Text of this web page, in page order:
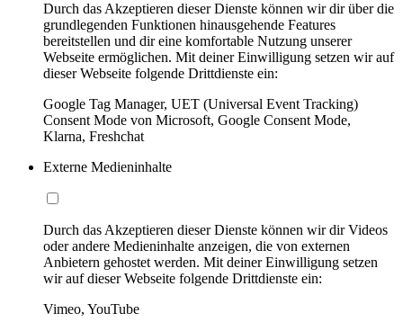
Durch das Akzeptieren dieser Dienste können wir dir über die
grundlegenden Funktionen hinausgehende Features
bereitstellen und dir eine komfortable Nutzung unserer
Webseite ermöglichen. Mit deiner Einwilligung setzen wir auf
dieser Webseite folgende Drittdienste ein:
Google Tag Manager, UET (Universal Event Tracking)
Consent Mode von Microsoft, Google Consent Mode,
Klarna, Freshchat
Externe Medieninhalte
Durch das Akzeptieren dieser Dienste können wir dir Videos
oder andere Medieninhalte anzeigen, die von externen
Anbietern gehostet werden. Mit deiner Einwilligung setzen
wir auf dieser Webseite folgende Drittdienste ein:
Vimeo, YouTube